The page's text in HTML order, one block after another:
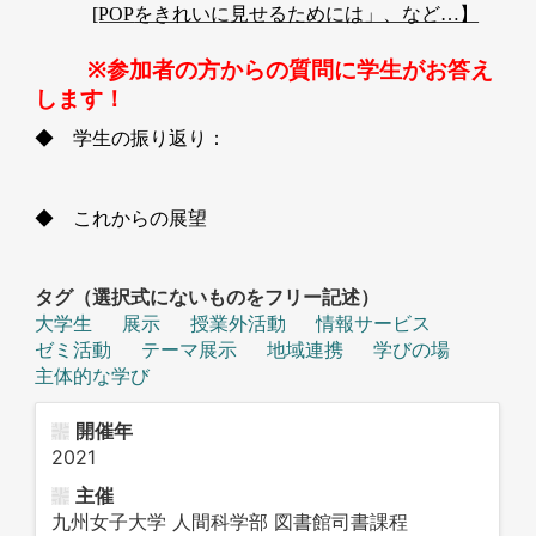
[POPをきれいに見せるためには」、など…】
※参加者の方からの質問に学生がお答え
します！
◆ 学生の振り返り：
◆ これからの展望
タグ（選択式にないものをフリー記述）
大学生
展示 授業外活動
情報サービス
ゼミ活動
テーマ展示 地域連携
学びの場
主体的な学び
開催年
2021
主催
九州女子大学 人間科学部 図書館司書課程